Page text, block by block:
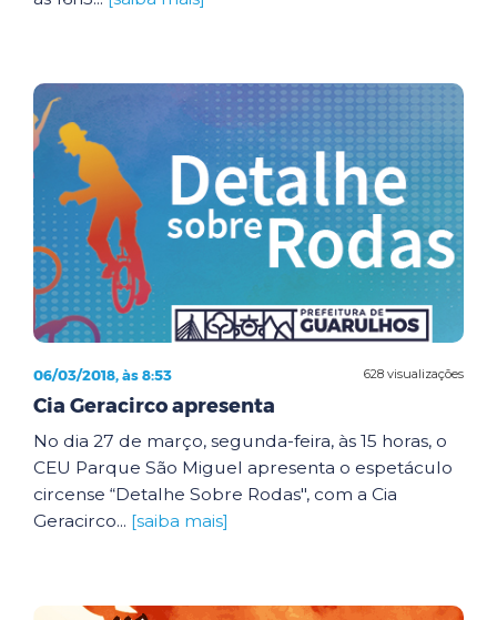
628 visualizações
06/03/2018, às 8:53
Cia Geracirco apresenta
No dia 27 de março, segunda-feira, às 15 horas, o
CEU Parque São Miguel apresenta o espetáculo
circense “Detalhe Sobre Rodas", com a Cia
Geracirco... [saiba mais]